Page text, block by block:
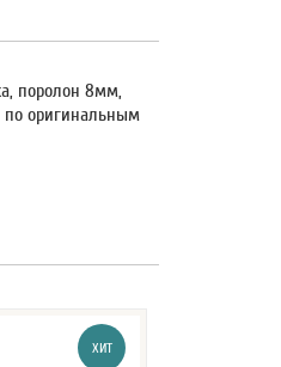
поролон 8мм,
по оригинальным
ХИТ